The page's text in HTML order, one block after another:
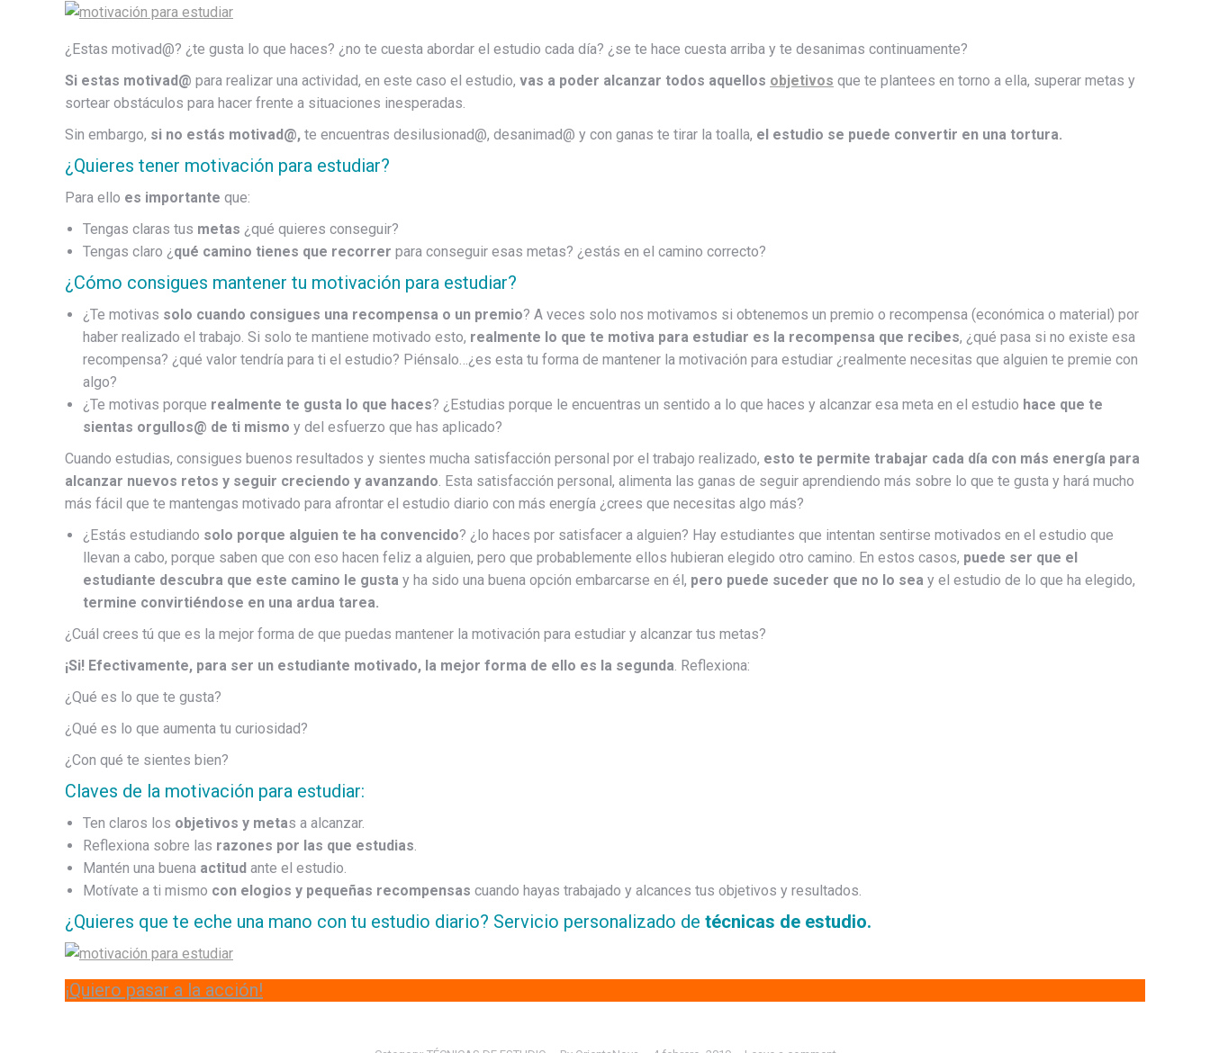
¿Estas motivad@? ¿te gusta lo que haces? ¿no te cuesta abordar el estudio cada día? ¿se te hace cuesta arriba y te desanimas continuamente?
Si estas motivad@ para realizar una actividad, en este caso el estudio, vas a poder alcanzar todos aquellos objetivos que te plantees en torno a ella, superar metas y
sortear obstáculos para hacer frente a situaciones inesperadas.
Sin embargo, si no estás motivad@, te encuentras desilusionad@, desanimad@ y con ganas te tirar la toalla, el estudio se puede convertir en una tortura.
¿Quieres tener motivación para estudiar?
Para ello es importante que:
Tengas claras tus metas ¿qué quieres conseguir?
Tengas claro ¿ qué camino tienes que recorrer para conseguir esas metas? ¿estás en el camino correcto?
¿Cómo consigues mantener tu motivación para estudiar?
¿Te motivas solo cuando consigues una recompensa o un premio? A veces solo nos motivamos si obtenemos un premio o recompensa (económica o material) por
haber realizado el trabajo. Si solo te mantiene motivado esto, realmente lo que te motiva para estudiar es la recompensa que recibes, ¿qué pasa si no existe esa
recompensa? ¿qué valor tendría para ti el estudio? Piénsalo…¿es esta tu forma de mantener la motivación para estudiar ¿realmente necesitas que alguien te premie con
algo?
¿Te motivas porque realmente te gusta lo que haces? ¿Estudias porque le encuentras un sentido a lo que haces y alcanzar esa meta en el estudio hace que te
sientas orgullos@ de ti mismo y del esfuerzo que has aplicado?
Cuando estudias, consigues buenos resultados y sientes mucha satisfacción personal por el trabajo realizado, esto te permite trabajar cada día con más energía para
alcanzar nuevos retos y seguir creciendo y avanzando. Esta satisfacción personal, alimenta las ganas de seguir aprendiendo más sobre lo que te gusta y hará mucho
más fácil que te mantengas motivado para afrontar el estudio diario con más energía ¿crees que necesitas algo más?
¿Estás estudiando solo porque alguien te ha convencido? ¿lo haces por satisfacer a alguien? Hay estudiantes que intentan sentirse motivados en el estudio que
llevan a cabo, porque saben que con eso hacen feliz a alguien, pero que probablemente ellos hubieran elegido otro camino. En estos casos, puede ser que el
estudiante descubra que este camino le gusta y ha sido una buena opción embarcarse en él, pero puede suceder que no lo sea y el estudio de lo que ha elegido,
termine convirtiéndose en una ardua tarea.
¿Cuál crees tú que es la mejor forma de que puedas mantener la motivación para estudiar y alcanzar tus metas?
¡Si! Efectivamente, para ser un estudiante motivado, la mejor forma de ello es la segunda. Reflexiona:
¿Qué es lo que te gusta?
¿Qué es lo que aumenta tu curiosidad?
¿Con qué te sientes bien?
Claves de la motivación para estudiar:
Ten claros los objetivos y metas a alcanzar.
Reflexiona sobre las razones por las que estudias.
Mantén una buena actitud ante el estudio.
Motívate a ti mismo con elogios y pequeñas recompensas cuando hayas trabajado y alcances tus objetivos y resultados.
¿Quieres que te eche una mano con tu estudio diario? Servicio personalizado de técnicas de estudio.
¡Quiero pasar a la acción!